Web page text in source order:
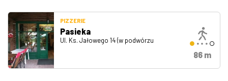
PIZZERIE
Pasieka
Ul. Ks. Jałowego 14 (w podwórzu
86 m